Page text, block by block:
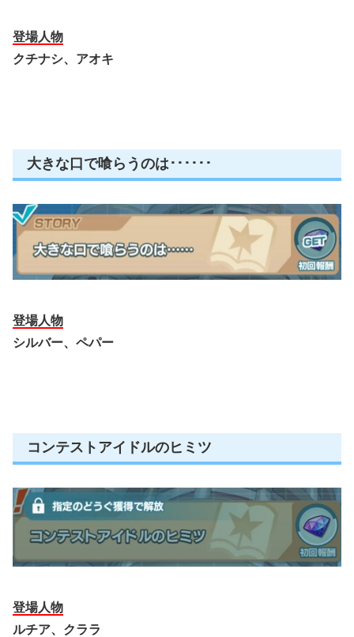
登場人物
クチナシ、アオキ
大きな口で喰らうのは･･････
登場人物
シルバー、ペパー
コンテストアイドルのヒミツ
登場人物
ルチア、クララ